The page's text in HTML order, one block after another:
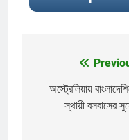
navigation
অস্ট্রেলিয়ায়
স্থায়ী বসবাসের